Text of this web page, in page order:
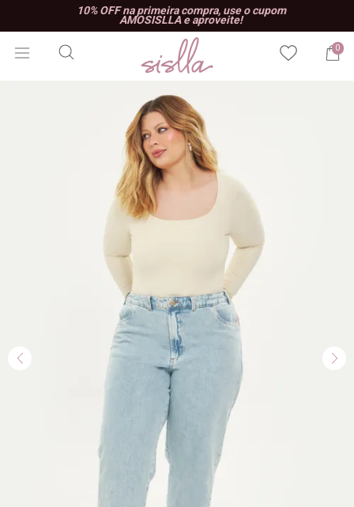
10% OFF na primeira compra, use o cupom
AMOSISLLA e aproveite!
0